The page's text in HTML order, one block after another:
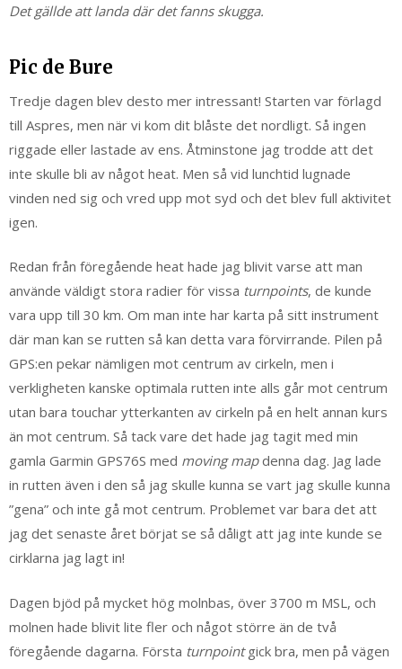
Det gällde att landa där det fanns skugga.
Pic de Bure
Tredje dagen blev desto mer intressant! Starten var förlagd
till Aspres, men när vi kom dit blåste det nordligt. Så ingen
riggade eller lastade av ens. Åtminstone jag trodde att det
inte skulle bli av något heat. Men så vid lunchtid lugnade
vinden ned sig och vred upp mot syd och det blev full aktivitet
igen.
Redan från föregående heat hade jag blivit varse att man
använde väldigt stora radier för vissa turnpoints, de kunde
vara upp till 30 km. Om man inte har karta på sitt instrument
där man kan se rutten så kan detta vara förvirrande. Pilen på
GPS:en pekar nämligen mot centrum av cirkeln, men i
verkligheten kanske optimala rutten inte alls går mot centrum
utan bara touchar ytterkanten av cirkeln på en helt annan kurs
än mot centrum. Så tack vare det hade jag tagit med min
gamla Garmin GPS76S med moving mapdenna dag. Jag lade
in rutten även i den så jag skulle kunna se vart jag skulle kunna
”gena” och inte gå mot centrum. Problemet var bara det att
jag det senaste året börjat se så dåligt att jag inte kunde se
cirklarna jag lagt in!
Dagen bjöd på mycket hög molnbas, över 3700 m MSL, och
molnen hade blivit lite fler och något större än de två
föregående dagarna. Första turnpointgick bra, men på vägen